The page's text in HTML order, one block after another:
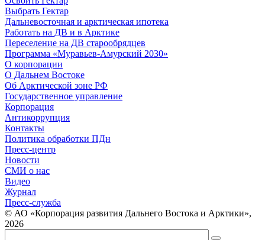
Выбрать Гектар
Дальневосточная и арктическая ипотека
Работать на ДВ и в Арктике
Переселение на ДВ старообрядцев
Программа «Муравьев-Амурский 2030»
О корпорации
О Дальнем Востоке
Об Арктической зоне РФ
Государственное управление
Корпорация
Антикоррупция
Контакты
Политика обработки ПДн
Пресс-центр
Новости
СМИ о нас
Видео
Журнал
Пресс-служба
© АО «Корпорация развития Дальнего Востока и Арктики»,
2026